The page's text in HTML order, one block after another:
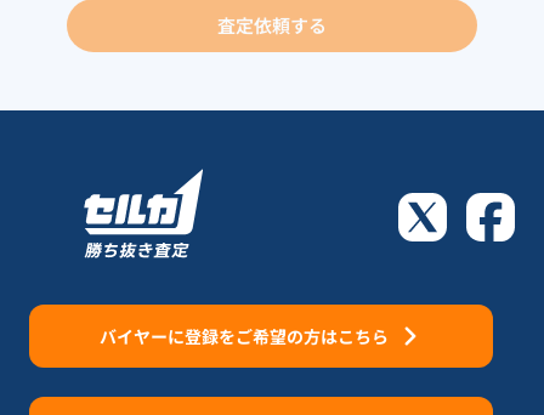
査定依頼する
バイヤーに登録をご希望の方はこちら